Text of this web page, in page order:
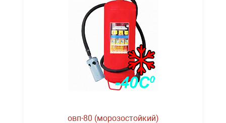
овп-80 (морозостойкий)